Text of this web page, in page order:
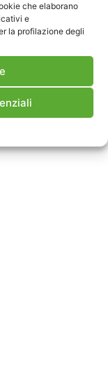
che elaborano
e
la profilazione degli